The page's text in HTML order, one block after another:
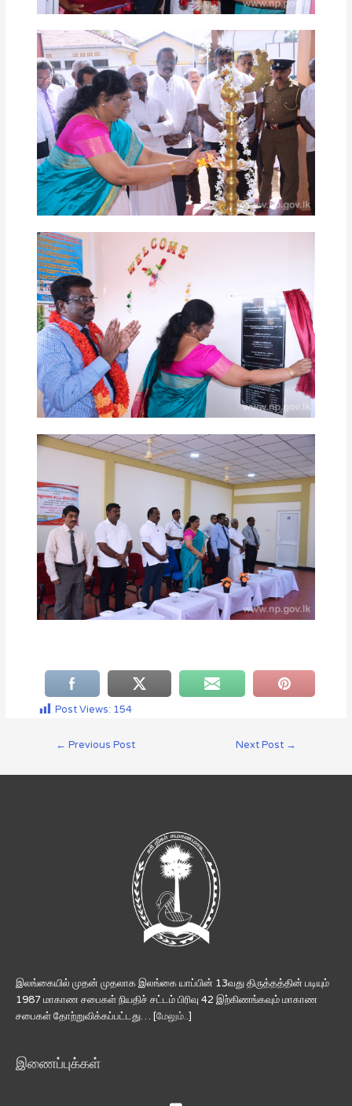
Post Views: 154
← Previous Post Next Post →
இலங்கையில் முதன் முதலாக இலங்கை யாப்பின் 13வது திருத்தத்தின் படியும்
1987 மாகாண சபைகள் நியதிச் சட்டம் பிரிவு 42 இற்கிணங்கவும் மாகாண
சபைகள் தோற்றுவிக்கப்பட்டது… [மேலும்..]
இணைப்புக்கள்